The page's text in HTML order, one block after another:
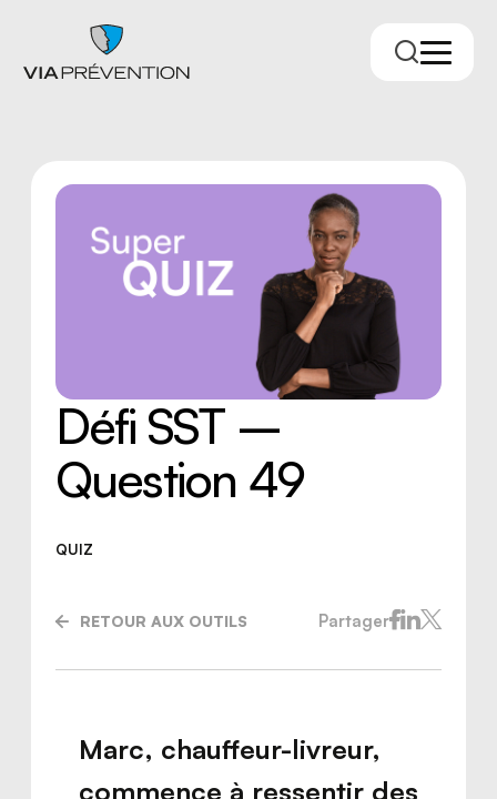
Trouver votre conseiller.ère
RMPPÉ
Défi SST –
Question 49
QUIZ
RETOUR AUX OUTILS Partager
Marc, chauffeur-livreur,
commence à ressentir des